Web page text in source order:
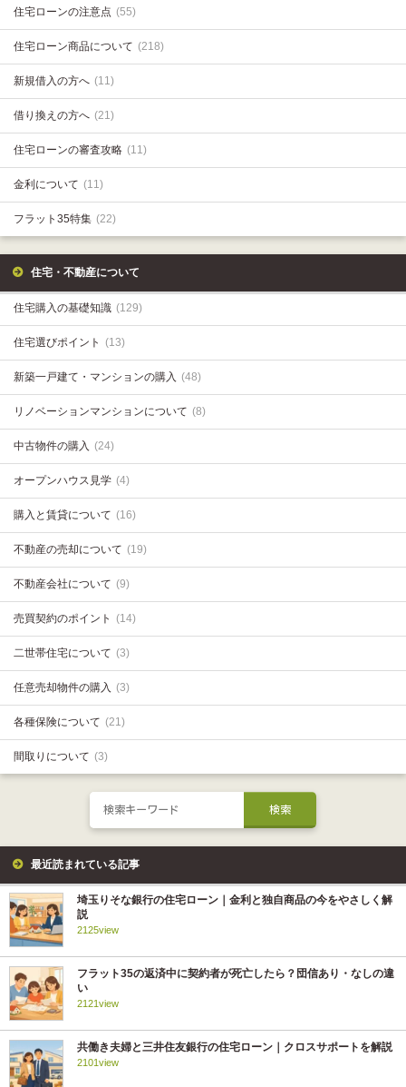
住宅ローンの注意点 (55)
住宅ローン商品について (218)
新規借入の方へ (11)
借り換えの方へ (21)
住宅ローンの審査攻略 (11)
金利について (11)
フラット35特集 (22)
住宅・不動産について
住宅購入の基礎知識 (129)
住宅選びポイント (13)
新築一戸建て・マンションの購入 (48)
リノベーションマンションについて (8)
中古物件の購入 (24)
オープンハウス見学 (4)
購入と賃貸について (16)
不動産の売却について (19)
不動産会社について (9)
売買契約のポイント (14)
二世帯住宅について (3)
任意売却物件の購入 (3)
各種保険について (21)
間取りについて (3)
最近読まれている記事
埼玉りそな銀行の住宅ローン｜金利と独自商品の今をやさしく解
説
2125view
フラット35の返済中に契約者が死亡したら？団信あり・なしの違
い
2121view
共働き夫婦と三井住友銀行の住宅ローン｜クロスサポートを解説
2101view